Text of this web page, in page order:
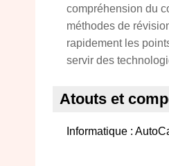
compréhension du
méthodes de
rapidement les
servir des
Atouts et
Informatique :